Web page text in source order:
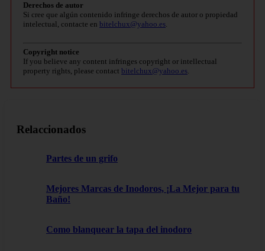
Derechos de autor
Si cree que algún contenido infringe derechos de autor o propiedad
intelectual, contacte en bitelchux@yahoo.es.
Copyright notice
If you believe any content infringes copyright or intellectual
property rights, please contact bitelchux@yahoo.es.
Relaccionados
Partes de un grifo
Mejores Marcas de Inodoros, ¡La Mejor para tu
Baño!
Como blanquear la tapa del inodoro